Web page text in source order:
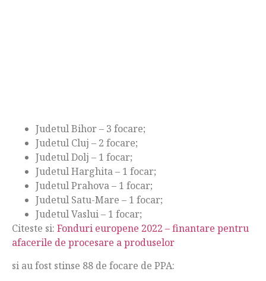
Judetul Bihor – 3 focare;
Judetul Cluj – 2 focare;
Judetul Dolj – 1 focar;
Judetul Harghita – 1 focar;
Judetul Prahova – 1 focar;
Judetul Satu-Mare – 1 focar;
Judetul Vaslui – 1 focar;
Citeste si: Fonduri europene 2022 – finantare pentru
afacerile de procesare a produselor
si au fost stinse 88 de focare de PPA: